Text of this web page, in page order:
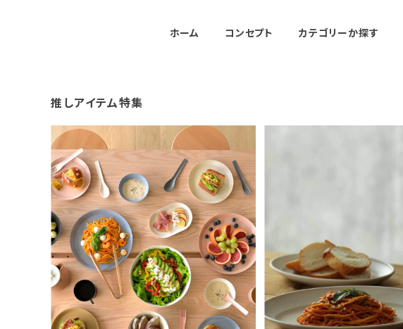
ホーム コンセプト カテゴリーか探す
推しアイテム特集